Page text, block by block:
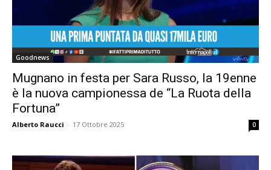
Goodnews
Mugnano in festa per Sara Russo, la 19enne
è la nuova campionessa de “La Ruota della
Fortuna”
Alberto Raucci - 17 Ottobre 2025 0